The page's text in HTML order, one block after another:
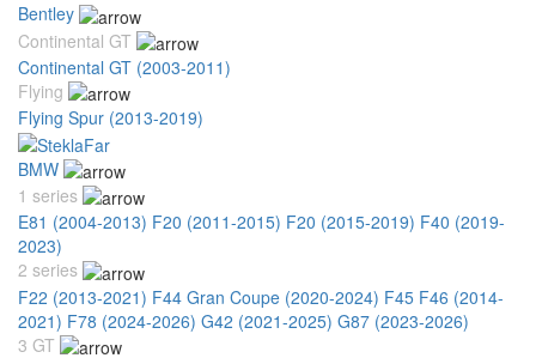
Bentley
Continental GT
Continental GT (2003-2011)
Flying
Flying Spur (2013-2019)
BMW
1 series
E81 (2004-2013) F20 (2011-2015) F20 (2015-2019) F40 (2019-
2023)
2 series
F22 (2013-2021) F44 Gran Coupe (2020-2024) F45 F46 (2014-
2021) F78 (2024-2026) G42 (2021-2025) G87 (2023-2026)
3 GT